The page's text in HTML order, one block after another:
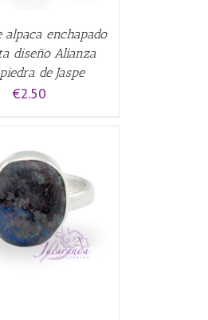
alpaca enchapado
diseño Alianza
de Jaspe
€2.50